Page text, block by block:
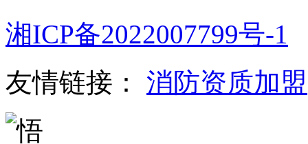
湘ICP备2022007799号-1
友情链接： 消防资质加盟